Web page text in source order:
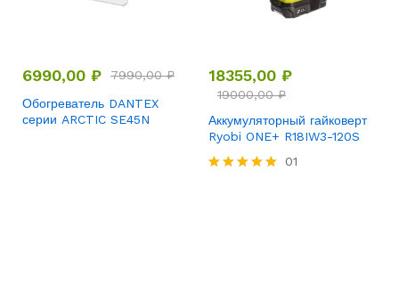
6990,00 ₽ 7990,00₽
Обогреватель DANTEX
серии ARCTIC SE45N
18355,00 ₽
19000,00₽
Аккумуляторный гайковерт
Ryobi ONE+ R18IW3-120S
01